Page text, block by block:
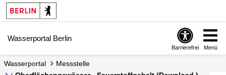
Springe zur Navigation
Springe zum Inhalt
Wasserportal Berlin
Barrierefrei Menü
Wasserportal
Messstelle